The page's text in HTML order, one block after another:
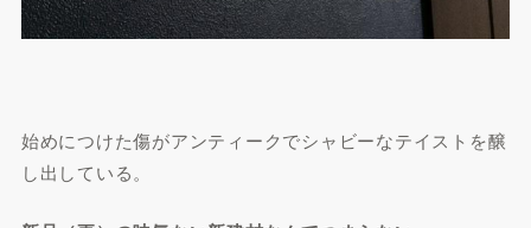
始めにつけた傷がアンティークでシャビーなテイストを醸
し出している。